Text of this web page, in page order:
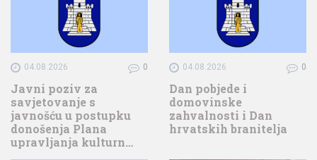
04.08.2026 0
Javni poziv za
savjetovanje s
javnošću u postupku
donošenja Plana
upravljanja kulturn…
04.08.2026 0
Dan pobjede i
domovinske
zahvalnosti i Dan
hrvatskih branitelja